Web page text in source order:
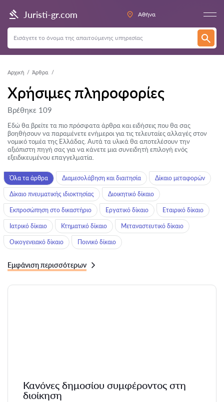
Juristi-gr.com Αθήνα
Αρχική Άρθρα
Χρήσιμες πληροφορίες
Βρέθηκε 109
Εδώ θα βρείτε τα πιο πρόσφατα άρθρα και ειδήσεις που θα σας
βοηθήσουν να παραμένετε ενήμεροι για τις τελευταίες αλλαγές στον
νομικό τομέα της Ελλάδας. Αυτά τα υλικά θα αποτελέσουν την
αξιόπιστη πηγή σας για να κάνετε μια συνειδητή επιλογή ενός
εξειδικευμένου επαγγελματία.
Όλα τα άρθρα Διαμεσολάβηση και διαιτησία Δίκαιο μεταφορών
Δίκαιο πνευματικής ιδιοκτησίας Διοικητικό δίκαιο
Εκπροσώπηση στο δικαστήριο Εργατικό δίκαιο Εταιρικό δίκαιο
Ιατρικό δίκαιο Κτηματικό δίκαιο Μεταναστευτικό δίκαιο
Οικογενειακό δίκαιο Ποινικό δίκαιο
Εμφάνιση περισσότερων
Κανόνες δημοσίου συμφέροντος στη
διοίκηση